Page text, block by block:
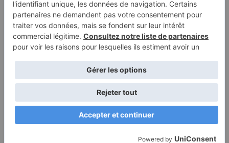
Page à colorier d'une
licorne, vagabonde au
clair de…
Page à colorier d'une
demoiselle royale,
gentille…
Conditions
Politique de
confidentialité